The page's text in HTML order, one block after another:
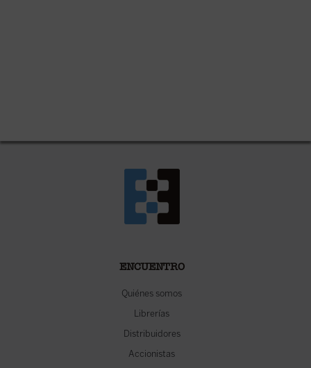
ENCUENTRO
Quiénes somos
Librerías
Distribuidores
Accionistas